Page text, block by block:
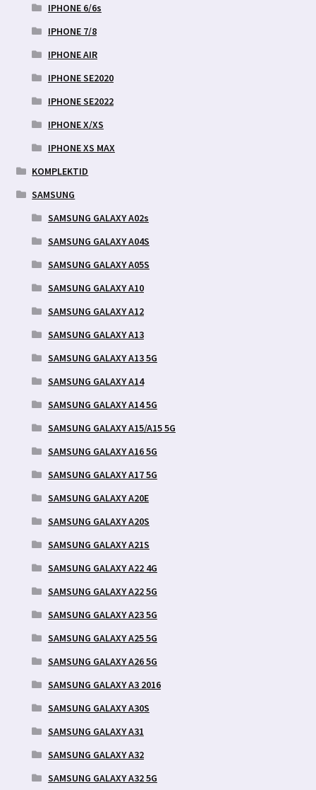
IPHONE 6/6s
IPHONE 7/8
IPHONE AIR
IPHONE SE2020
IPHONE SE2022
IPHONE X/XS
IPHONE XS MAX
KOMPLEKTID
SAMSUNG
SAMSUNG GALAXY A02s
SAMSUNG GALAXY A04S
SAMSUNG GALAXY A05S
SAMSUNG GALAXY A10
SAMSUNG GALAXY A12
SAMSUNG GALAXY A13
SAMSUNG GALAXY A13 5G
SAMSUNG GALAXY A14
SAMSUNG GALAXY A14 5G
SAMSUNG GALAXY A15/A15 5G
SAMSUNG GALAXY A16 5G
SAMSUNG GALAXY A17 5G
SAMSUNG GALAXY A20E
SAMSUNG GALAXY A20S
SAMSUNG GALAXY A21S
SAMSUNG GALAXY A22 4G
SAMSUNG GALAXY A22 5G
SAMSUNG GALAXY A23 5G
SAMSUNG GALAXY A25 5G
SAMSUNG GALAXY A26 5G
SAMSUNG GALAXY A3 2016
SAMSUNG GALAXY A30S
SAMSUNG GALAXY A31
SAMSUNG GALAXY A32
SAMSUNG GALAXY A32 5G